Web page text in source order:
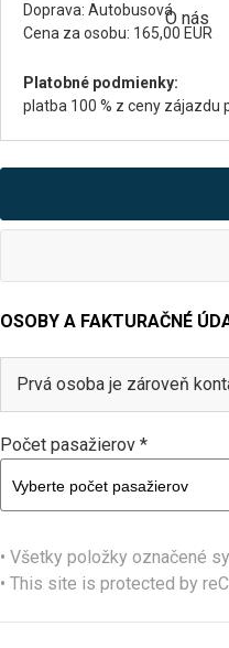
O nás
Doprava: Autobusová
Cena za osobu: 165,00 EUR
Platobné podmienky:
platba 100 % z ceny zájazdu
OSOBY A FAKTURAČNÉ
Prvá osoba je zároveň
Počet pasažierov *
• Všetky položky označené
• This site is protected by